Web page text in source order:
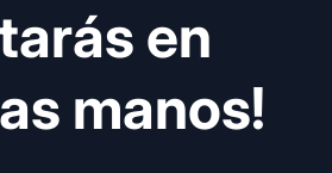
en
manos!